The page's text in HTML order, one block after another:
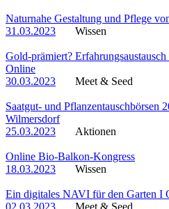
Naturnahe Gestaltung und Pflege
31.03.2023
Wissen
Gold-prämiert?
Online
30.03.2023
Meet & Seed
Saatgut- und Pflanzentauschbörsen
Wilmersdorf
25.03.2023
Aktionen
Online Bio-Balkon-Kongress
18.03.2023
Wissen
Ein digitales NAVI für den Garten I
02.03.2023
Meet & Seed